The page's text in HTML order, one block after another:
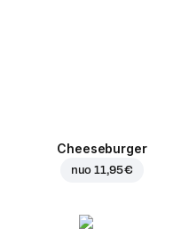
Cheeseburger
nuo11,95 €